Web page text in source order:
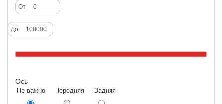
CST
Deestone
Dunlop
Excel
GoldenTyre
Gummy
От
До
Ось
Не важно Передняя Задняя